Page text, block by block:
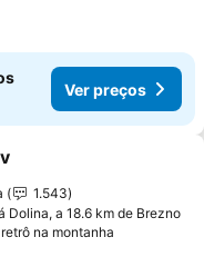
Ver preços
aos favoritos
1.543
Dolina, a 18.6 km de Brezno
na montanha